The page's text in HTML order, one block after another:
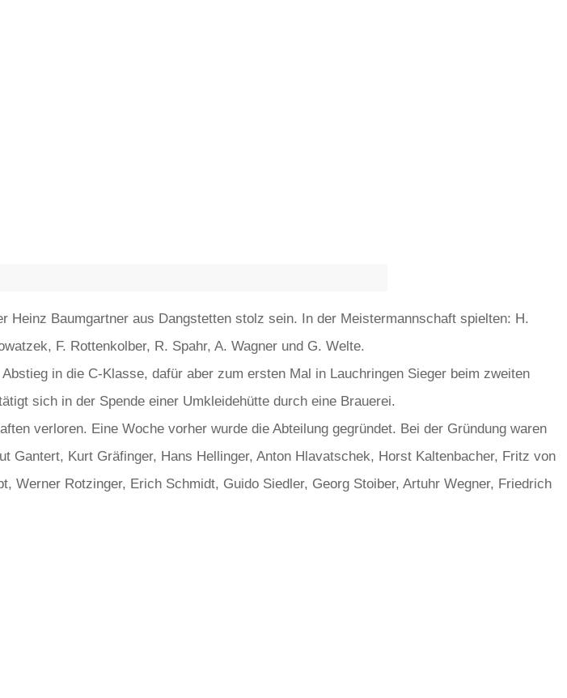
Baumgartner aus Dangstetten stolz sein. In der Meistermannschaft spielten: H.
F. Rottenkolber, R. Spahr, A. Wagner und G. Welte.
in die C-Klasse, dafür aber zum ersten Mal in Lauchringen Sieger beim zweiten
sich in der Spende einer Umkleidehütte durch eine Brauerei.
verloren. Eine Woche vorher wurde die Abteilung gegründet. Bei der Gründung waren
Kurt Gräfinger, Hans Hellinger, Anton Hlavatschek, Horst Kaltenbacher, Fritz von
Werner Rotzinger, Erich Schmidt, Guido Siedler, Georg Stoiber, Artuhr Wegner, Friedrich